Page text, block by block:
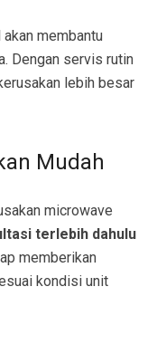
membantu
Dengan servis rutin
lebih besar
Mudah
microwave
terlebih dahulu
memberikan
kondisi unit